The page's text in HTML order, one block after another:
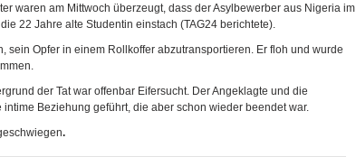
waren am Mittwoch überzeugt, dass der Asylbewerber aus Nigeria im
22 Jahre alte Studentin einstach (TAG24 berichtete).
sein Opfer in einem Rollkoffer abzutransportieren. Er floh und wurde
der Tat war offenbar Eifersucht. Der Angeklagte und die
Beziehung geführt, die aber schon wieder beendet war.
.